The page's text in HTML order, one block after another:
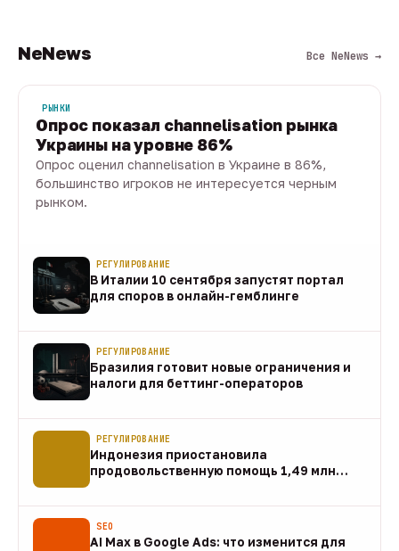
NeNews Все NeNews →
РЫНКИ
Опрос показал channelisation рынка
Украины на уровне 86%
Опрос оценил channelisation в Украине в 86%,
большинство игроков не интересуется черным
рынком.
РЕГУЛИРОВАНИЕ
В Италии 10 сентября запустят портал
для споров в онлайн-гемблинге
РЕГУЛИРОВАНИЕ
Бразилия готовит новые ограничения и
налоги для беттинг-операторов
РЕГУЛИРОВАНИЕ
Индонезия приостановила
продовольственную помощь 1,49 млн
SEO
AI Max в Google Ads: что изменится для